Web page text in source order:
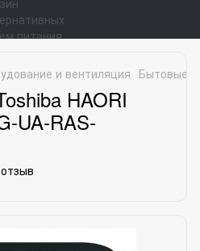
и вентиляция Бытовые
HAORI
UA-RAS-